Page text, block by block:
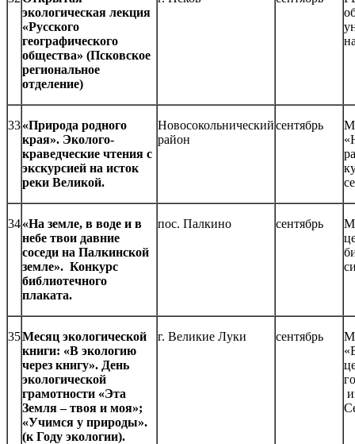
экологическая лекция
«Русского
географического
общества» (Псковское
региональное
отделение)
33«Природа родного
края». Эколого-
краведческие чтения с
экскурсией на исток
реки Великой.
Новосокольнический
район
сентябрь
34«На земле, в воде и в
небе твои давние
соседи на Палкинской
земле». Конкурс
библиотечного
плаката.
пос. Палкино сентябрь
35Месяц экологической
книги: «В экологию
через книгу». День
экологической
грамотности «Эта
Земля – твоя и моя»;
«Учимся у природы».
(к Году экологии).
г. Великие Луки сентябрь